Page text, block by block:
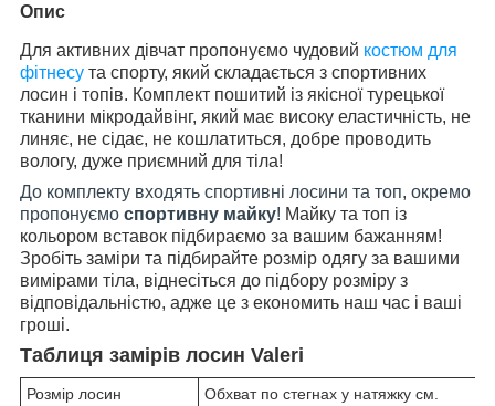
Опис
Для активних дівчат пропонуємо чудовий костюм для
фітнесу та спорту, який складається з спортивних
лосин і топів. Комплект пошитий із якісної турецької
тканини мікродайвінг, який має високу еластичність, не
линяє, не сідає, не кошлатиться, добре проводить
вологу, дуже приємний для тіла!
До комплекту входять спортивні лосини та топ, окремо
пропонуємо спортивну майку! Майку та топ із
кольором вставок підбираємо за вашим бажанням!
Зробіть заміри та підбирайте розмір одягу за вашими
вимірами тіла, віднесіться до підбору розміру з
відповідальністю, адже це з економить наш час і ваші
гроші.
Таблиця замірів лосин Valeri
Розмір лосин
Обхват по стегнах у натяжку см.